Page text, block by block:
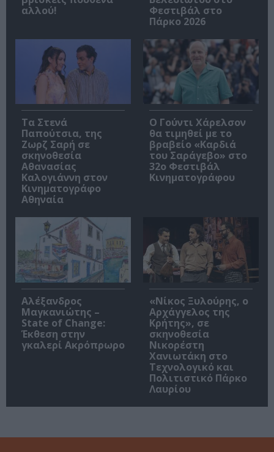
αλλού!
Φεστιβάλ στο
Πάρκο 2026
Τα Στενά
Παπούτσια, της
Ζωρζ Σαρή σε
σκηνοθεσία
Αθανασίας
Καλογιάννη στον
Κινηματογράφο
Αθηναία
Ο Γούντι Χάρελσον
θα τιμηθεί με το
βραβείο «Καρδιά
του Σαράγεβο» στο
32ο Φεστιβάλ
Κινηματογράφου
Αλέξανδρος
Μαγκανιώτης –
State of Change:
Έκθεση στην
γκαλερί Ακρόπρωρο
«Νίκος Ξυλούρης, ο
Αρχάγγελος της
Κρήτης», σε
σκηνοθεσία
Νικορέστη
Χανιωτάκη στο
Τεχνολογικό και
Πολιτιστικό Πάρκο
Λαυρίου